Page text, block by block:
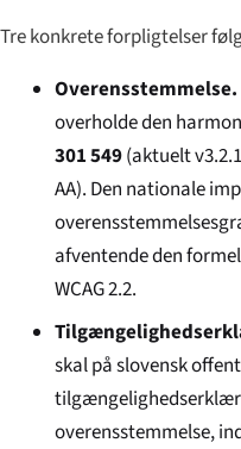
Tre konkrete forpligtelser
Overensstemmelse.
overholde den
301 549(aktuelt
AA). Den nationale
afventende den
WCAG 2.2.
skal på slovensk
overensstemmelse,